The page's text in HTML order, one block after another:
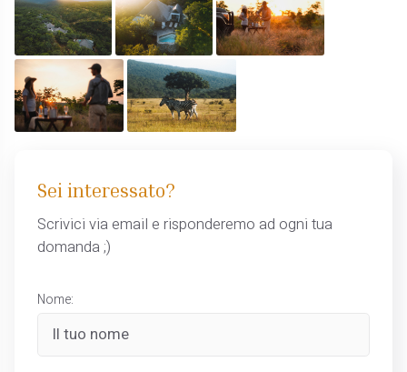
Sei interessato?
Scrivici via email e risponderemo ad ogni tua
domanda ;)
Nome: